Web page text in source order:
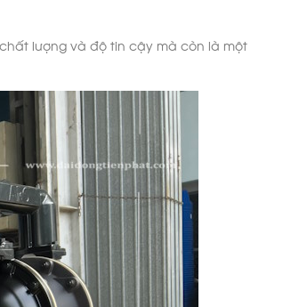
lượng và độ tin cậy mà còn là một